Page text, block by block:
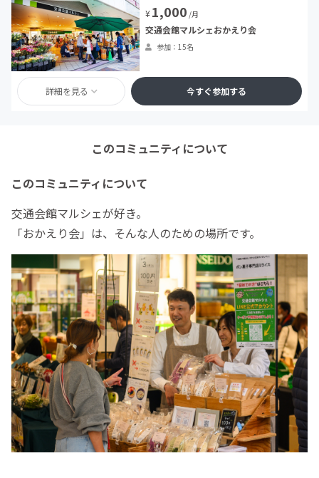
¥1,000 /月
交通会館マルシェおかえり会
参加：15名
詳細を見る 今すぐ参加する
このコミュニティについて
このコミュニティについて
交通会館マルシェが好き。
「おかえり会」は、そんな人のための場所です。